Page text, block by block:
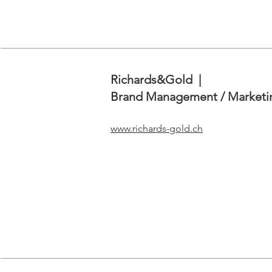
Richards&Gold |
Brand Management /
www.richards-gold.ch